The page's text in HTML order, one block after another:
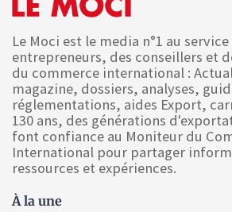
Le Moci est le media n°1 au service
entrepreneurs, des conseillers et
du commerce international :
magazine, dossiers, analyses,
réglementations, aides Export,
130 ans, des générations
font confiance au Moniteur du
International pour partager
ressources et expériences.
À la une